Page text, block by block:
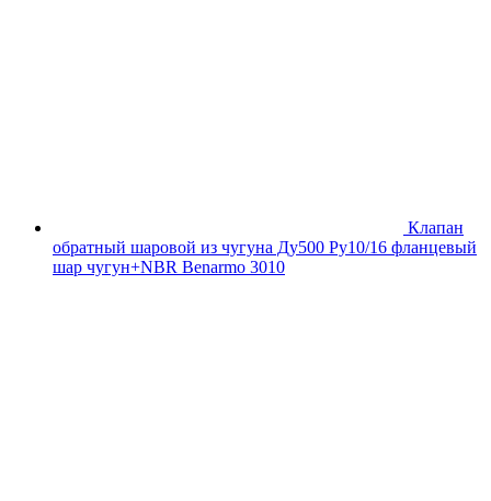
Клапан
обратный шаровой из чугуна Ду500 Ру10/16 фланцевый
шар чугун+NBR Benarmo 3010